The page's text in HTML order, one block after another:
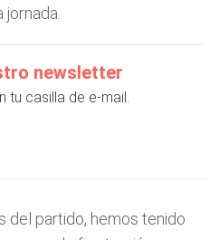
newsletter
tu casilla de e-mail.
del partido, hemos tenido